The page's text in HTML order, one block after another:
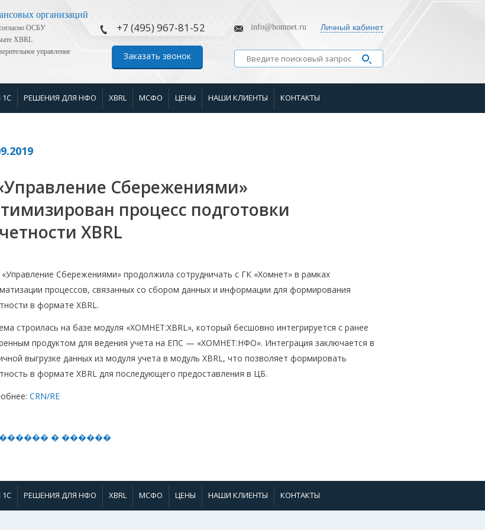
организаций
ОСБУ
XBRL
управление
+7 (495) 967-81-52
Заказать звонок
info@homnet.ru Личный кабинет
РЕШЕНИЯ ДЛЯ НФО XBRL МСФО ЦЕНЫ НАШИ КЛИЕНТЫ КОНТАКТЫ
Сбережениями»
процесс подготовки
XBRL
Сбережениями» продолжила сотрудничать с ГК «Хомнет» в рамках
процессов, связанных со сбором данных и информации для формирования
в формате XBRL.
строилась на базе модуля «ХОМНЕТ:XBRL», который бесшовно интегрируется с ранее
продуктом для ведения учета на ЕПС — «ХОМНЕТ:НФО». Интеграция заключается в
выгрузке данных из модуля учета в модуль XBRL, что позволяет формировать
в формате XBRL для последующего предоставления в ЦБ.
CRN/RE
� ������
РЕШЕНИЯ ДЛЯ НФО XBRL МСФО ЦЕНЫ НАШИ КЛИЕНТЫ КОНТАКТЫ